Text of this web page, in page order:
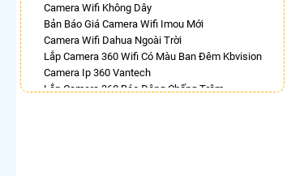
Camera Wifi Không Dây
Bản Báo Giá Camera Wifi Imou Mới
Camera Wifi Dahua Ngoài Trời
Lắp Camera 360 Wifi Có Màu Ban Đêm Kbvision
Camera Ip 360 Vantech
Lắp Camera 360 Báo Động Chống Trộm